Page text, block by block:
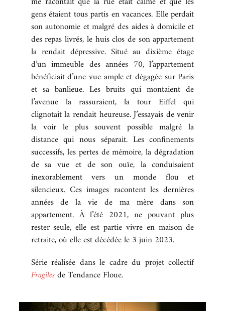
gens étaient tous partis en vacances. Elle perdait
son autonomie et malgré des aides à domicile et
des repas livrés, le huis clos de son appartement
la rendait dépressive. Situé au dixième étage
d’un immeuble des années 70, l’appartement
bénéficiait d’une vue ample et dégagée sur Paris
et sa banlieue. Les bruits qui montaient de
l’avenue la rassuraient, la tour Eiffel qui
clignotait la rendait heureuse. J’essayais de venir
la voir le plus souvent possible malgré la
distance qui nous séparait. Les confinements
successifs, les pertes de mémoire, la dégradation
de sa vue et de son ouïe, la conduisaient
inexorablement vers un monde flou et
silencieux. Ces images racontent les dernières
années de la vie de ma mère dans son
appartement. À l’été 2021, ne pouvant plus
rester seule, elle est partie vivre en maison de
retraite, où elle est décédée le 3 juin 2023.
Série réalisée dans le cadre du projet collectif
Fragilesde Tendance Floue.